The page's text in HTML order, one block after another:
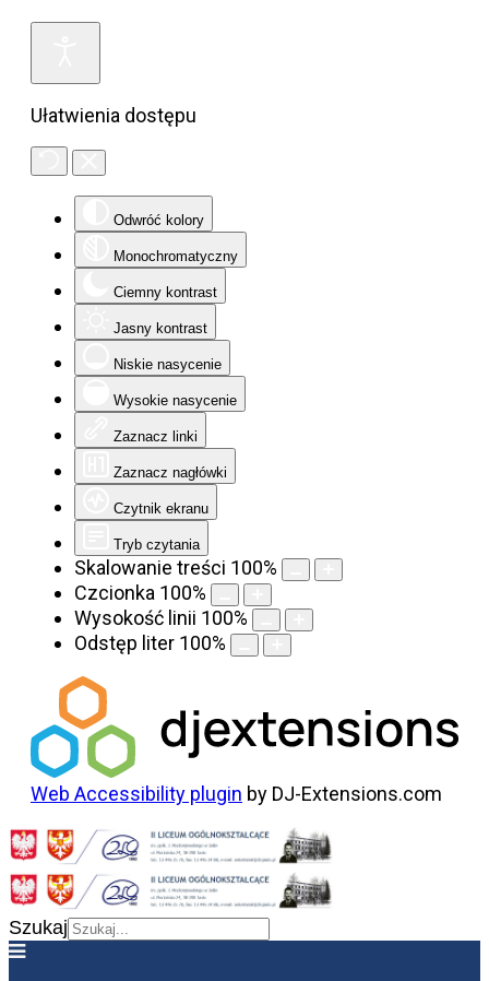
Ułatwienia dostępu
Odwróć kolory
Monochromatyczny
Ciemny kontrast
Jasny kontrast
Niskie nasycenie
Wysokie nasycenie
Zaznacz linki
Zaznacz nagłówki
Czytnik ekranu
Tryb czytania
Skalowanie treści 100%
Czcionka 100%
Wysokość linii 100%
Odstęp liter 100%
Web Accessibility plugin by DJ-Extensions.com
Szukaj